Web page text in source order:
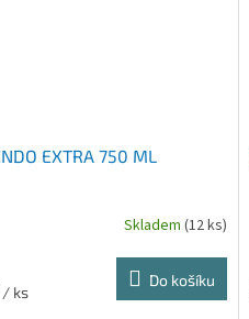
EXTRA 750 ML
Skladem (12 ks)
/ ks
Do košíku